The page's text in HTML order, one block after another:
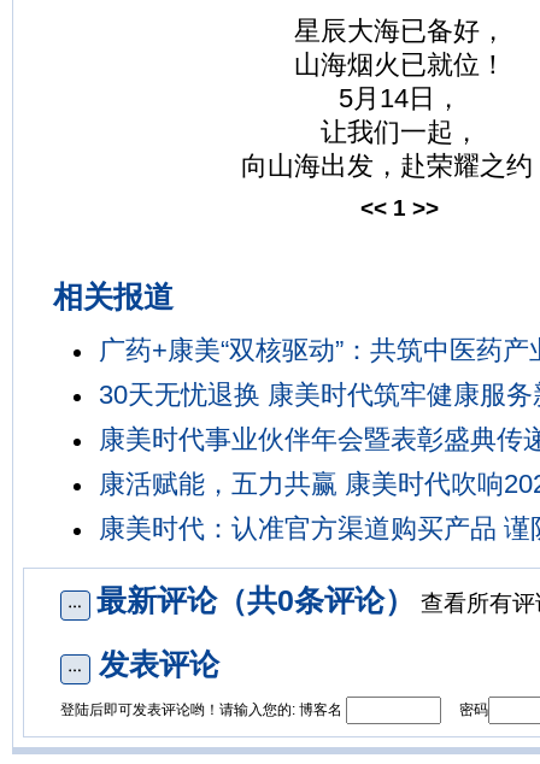
星辰大海已备好，
山海烟火已就位！
5月14日，
让我们一起，
向山海出发，赴荣耀之约
<< 1 >>
相关报道
广药+康美“双核驱动”：共筑中医药产
30天无忧退换 康美时代筑牢健康服务
康美时代事业伙伴年会暨表彰盛典传
康活赋能，五力共赢 康美时代吹响
康美时代：认准官方渠道购买产品 谨
最新评论（共0条评论） 查看所有
发表评论
登陆后即可发表评论哟！请输入您的: 博客名 密码